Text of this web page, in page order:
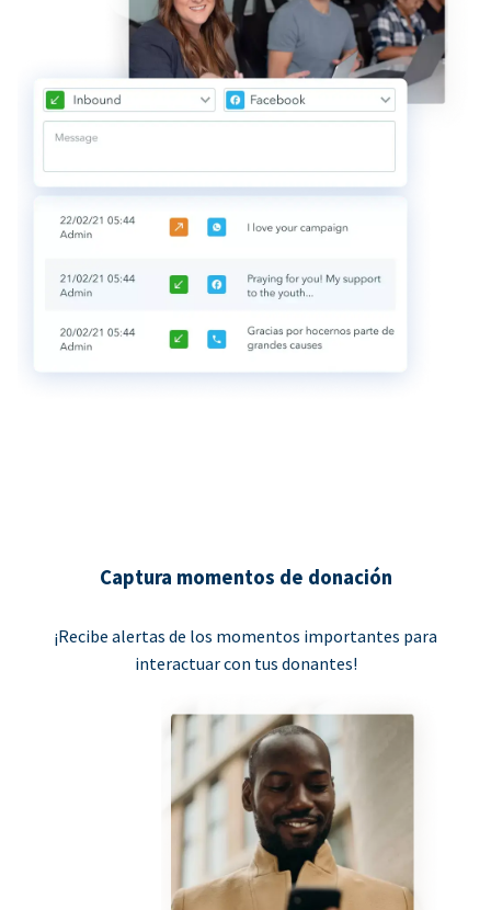
Captura momentos de donación
¡Recibe alertas de los momentos importantes para
interactuar con tus donantes!